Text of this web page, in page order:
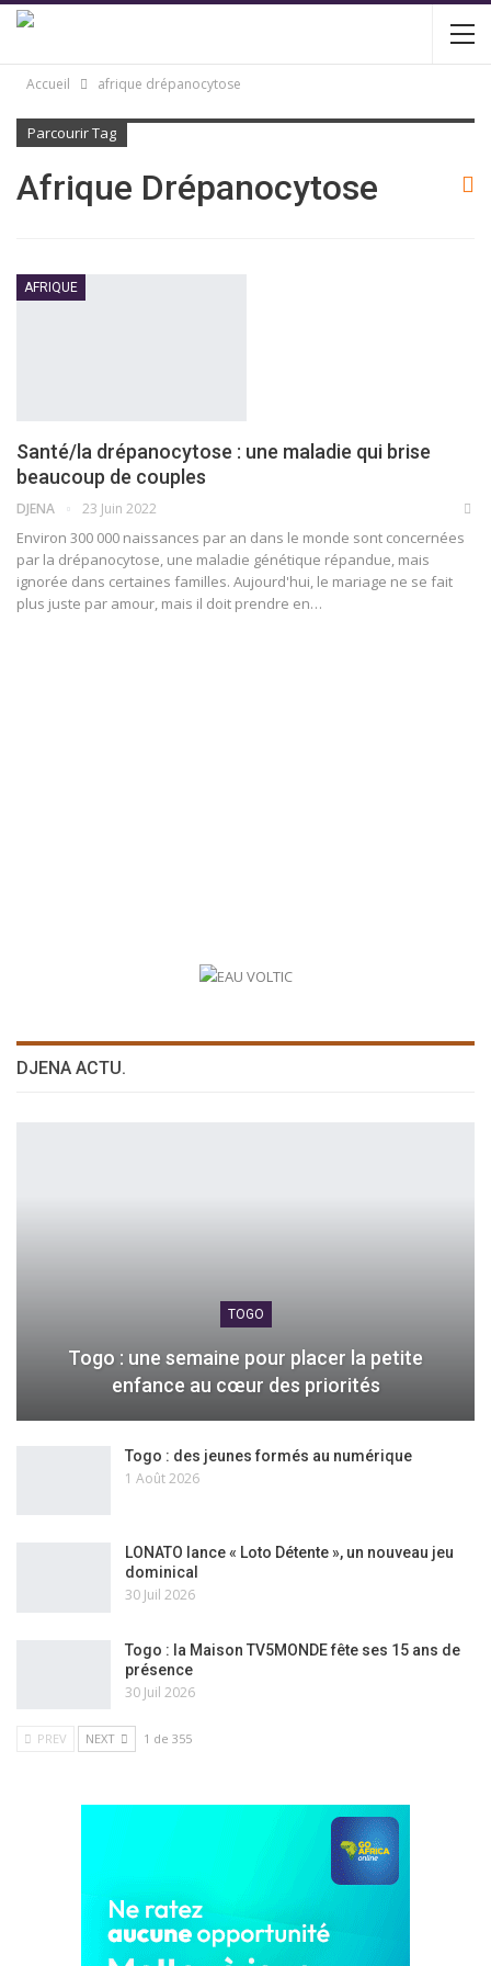
Accueil afrique drépanocytose
Parcourir Tag
Afrique Drépanocytose
AFRIQUE
Santé/la drépanocytose : une maladie qui brise
beaucoup de couples
DJENA 23 Juin 2022
Environ 300 000 naissances par an dans le monde sont concernées
par la drépanocytose, une maladie génétique répandue, mais
ignorée dans certaines familles. Aujourd'hui, le mariage ne se fait
plus juste par amour, mais il doit prendre en…
DJENA ACTU.
TOGO
Togo : une semaine pour placer la petite
enfance au cœur des priorités
Togo : des jeunes formés au numérique
1 Août 2026
LONATO lance « Loto Détente », un nouveau jeu
dominical
30 Juil 2026
Togo : la Maison TV5MONDE fête ses 15 ans de
présence
30 Juil 2026
PREV NEXT 1 de 355